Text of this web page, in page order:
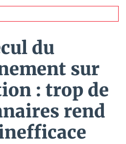
du
sur
: trop de
rend